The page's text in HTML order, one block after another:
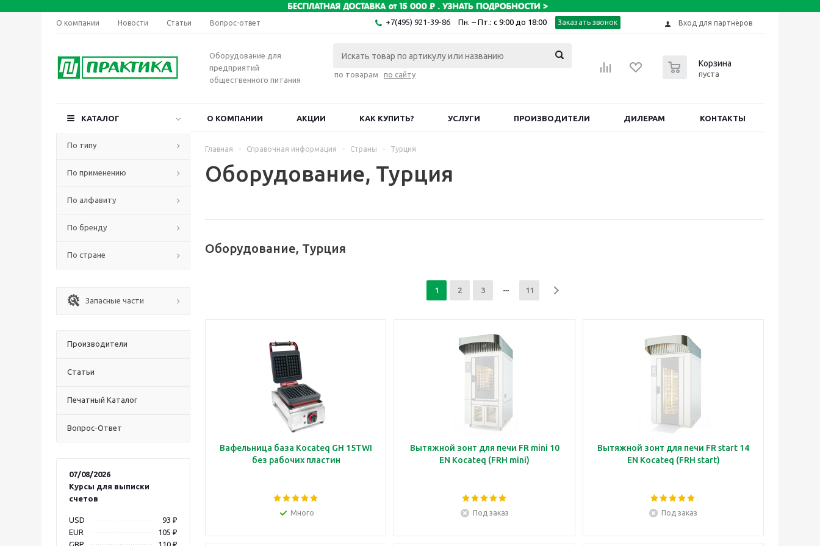
О компании Новости Статьи Вопрос-ответ +7(495) 921-39-86 Пн. – Пт.: с 9:00 до 18:00 Заказать звонок Вход для партнёров
Оборудование для
предприятий
общественного питания
по товарам по сайту
Корзина
пуста
КАТАЛОГ О КОМПАНИИ АКЦИИ КАК КУПИТЬ? УСЛУГИ ПРОИЗВОДИТЕЛИ ДИЛЕРАМ КОНТАКТЫ
По типу
По применению
По алфавиту
По бренду
По стране
Запасные части
Производители
Статьи
Печатный Каталог
Вопрос-Ответ
07/08/2026
Курсы для выписки
счетов
USD
93 ₽
EUR
105 ₽
GBP
110 ₽
Главная - Справочная информация - Страны - Турция
Оборудование, Турция
Оборудование, Турция
1 2 3 11
Вафельница база Kocateq GH 15TWI
без рабочих пластин
Много
Вытяжной зонт для печи FR mini 10
EN Kocateq (FRH mini)
Под заказ
Вытяжной зонт для печи FR start 14
EN Kocateq (FRH start)
Под заказ